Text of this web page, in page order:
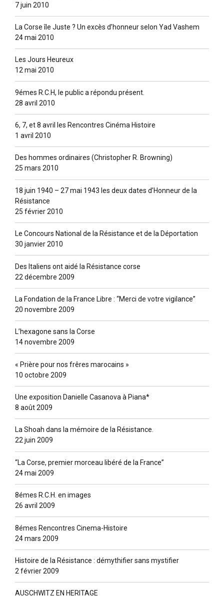
7 juin 2010
La Corse île Juste ? Un excès d’honneur selon Yad Vashem
24 mai 2010
Les Jours Heureux
12 mai 2010
9émes R.C.H, le public a répondu présent.
28 avril 2010
6, 7, et 8 avril les Rencontres Cinéma Histoire
1 avril 2010
Des hommes ordinaires (Christopher R. Browning)
25 mars 2010
18 juin 1940 – 27 mai 1943 les deux dates d’Honneur de la
Résistance
25 février 2010
Le Concours National de la Résistance et de la Déportation
30 janvier 2010
Des Italiens ont aidé la Résistance corse
22 décembre 2009
La Fondation de la France Libre : “Merci de votre vigilance”
20 novembre 2009
L’hexagone sans la Corse
14 novembre 2009
« Prière pour nos frêres marocains »
10 octobre 2009
Une exposition Danielle Casanova à Piana*
8 août 2009
La Shoah dans la mémoire de la Résistance.
22 juin 2009
“La Corse, premier morceau libéré de la France”
24 mai 2009
8émes R.C.H. en images
26 avril 2009
8émes Rencontres Cinema-Histoire
24 mars 2009
Histoire de la Résistance : démythifier sans mystifier
2 février 2009
AUSCHWITZ EN HERITAGE